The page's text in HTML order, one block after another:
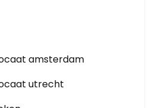
amsterdam
utrecht